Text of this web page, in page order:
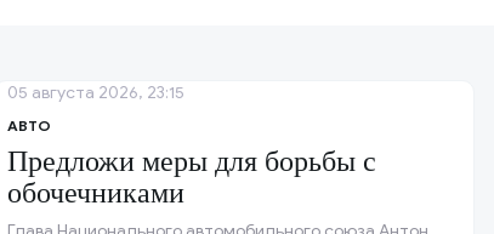
АВТО
Предложи меры для борьбы с
обочечниками
05 августа 2026, 23:15